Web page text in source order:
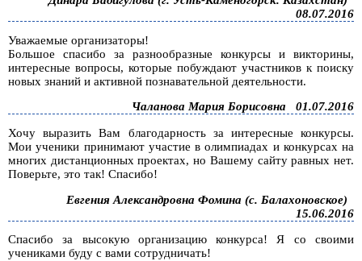
08.07.2016
Уважаемые организаторы!
Большое спасибо за разнообразные конкурсы и викторины,
интересные вопросы, которые побуждают участников к поиску
новых знаний и активной познавательной деятельности.
Чаланова Мария Борисовна 01.07.2016
Хочу выразить Вам благодарность за интересные конкурсы.
Мои ученики принимают участие в олимпиадах и конкурсах на
многих дистанционных проектах, но Вашему сайту равных нет.
Поверьте, это так! Спасибо!
Евгения Александровна Фомина (с. Балахоновское)
15.06.2016
Спасибо за высокую организацию конкурса! Я со своими
учениками буду с вами сотрудничать!